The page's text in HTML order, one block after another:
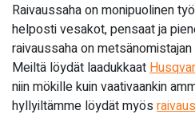
Raivaussaha on monipuolinen
helposti vesakot, pensaat ja
raivaussaha on
Meiltä löydät laadukkaat
niin mökille kuin vaativaankin
hyllyiltämme löydät myös